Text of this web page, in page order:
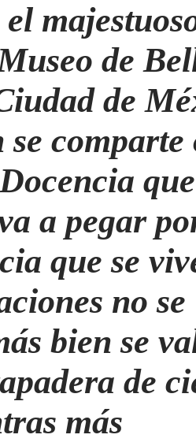
de
de
se comparte
a pegar
que se
no se
bien se
de
más